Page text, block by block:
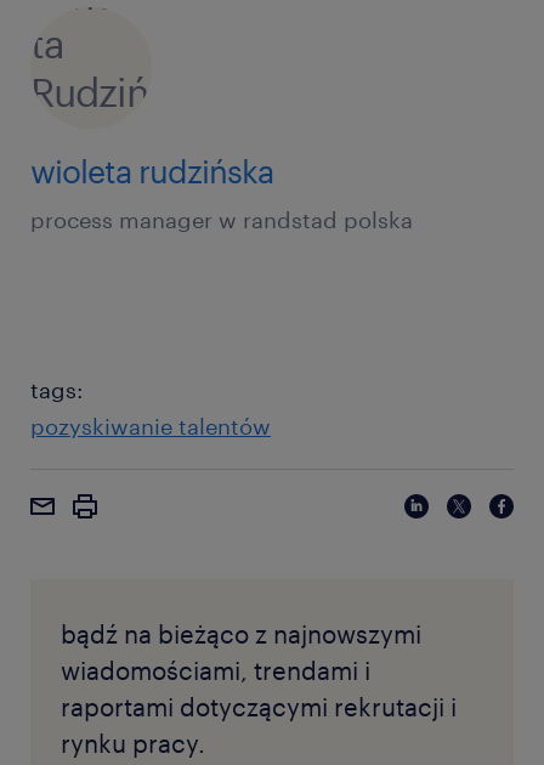
wioleta rudzińska
process manager w randstad polska
tags:
pozyskiwanie talentów
bądź na bieżąco z najnowszymi
wiadomościami, trendami i
raportami dotyczącymi rekrutacji i
rynku pracy.